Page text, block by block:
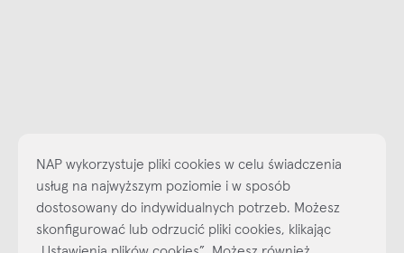
Najlepsze inspiracje i promocje na wyciągnięcie ręki, zapisz się już
NAP wykorzystuje pliki cookies w celu świadczenia
usług na najwyższym poziomie i w sposób
dostosowany do indywidualnych potrzeb. Możesz
skonfigurować lub odrzucić pliki cookies, klikając
„Ustawienia plików cookies”. Możesz również